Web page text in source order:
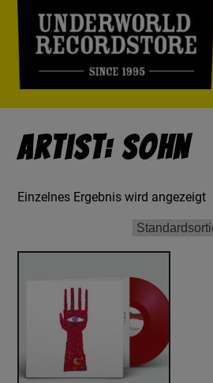
Artist: SOHN
Einzelnes Ergebnis wird angezeigt